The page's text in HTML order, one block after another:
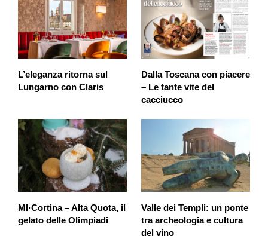
L’eleganza ritorna sul
Lungarno con Claris
Dalla Toscana con piacere
– Le tante vite del
cacciucco
MI·Cortina – Alta Quota, il
gelato delle Olimpiadi
Valle dei Templi: un ponte
tra archeologia e cultura
del vino